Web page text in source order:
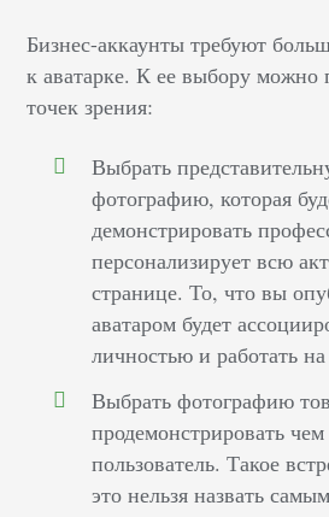
Бизнес-аккаунты требуют
к аватарке. К ее выбору можно
точек зрения:
Выбрать
фотографию, которая
демонстрировать
персонализирует всю
странице. То, что вы
аватаром будет
личностью и работать
Выбрать фотографию
продемонстрировать
пользователь. Такое
это нельзя назвать